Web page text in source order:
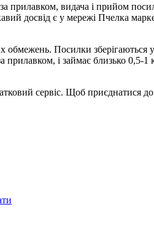
видача і прийом
досвід є у мережі Пчелка
обмежень. Посилки
і займає близько 0,5-
сервіс. Щоб приєднатися